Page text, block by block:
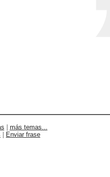
más temas...
Enviar frase